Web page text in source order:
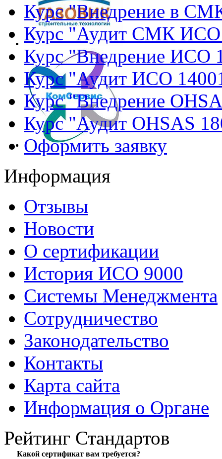
Курс "Внедрение в
Курс "Аудит СМК ИСО
Курс "Внедрение ИСО
Курс "Аудит ИСО
Курс "Внедрение
Курс "Аудит OHSAS
Оформить заявку
Информация
Отзывы
Новости
О сертификации
История ИСО 9000
Системы Менеджмента
Сотрудничество
Законодательство
Контакты
Карта сайта
Информация о Органе
Рейтинг Стандартов
Какой сертификат вам требуется?